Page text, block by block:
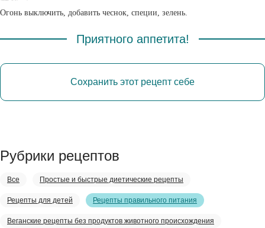
Огонь выключить, добавить чеснок, специи, зелень.
Приятного аппетита!
Сохранить этот рецепт себе
Рубрики рецептов
Все Простые и быстрые диетические рецепты
Рецепты для детей Рецепты правильного питания
Веганские рецепты без продуктов животного происхождения